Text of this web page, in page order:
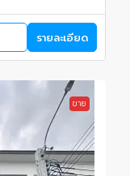
รายละเอียด
ขาย